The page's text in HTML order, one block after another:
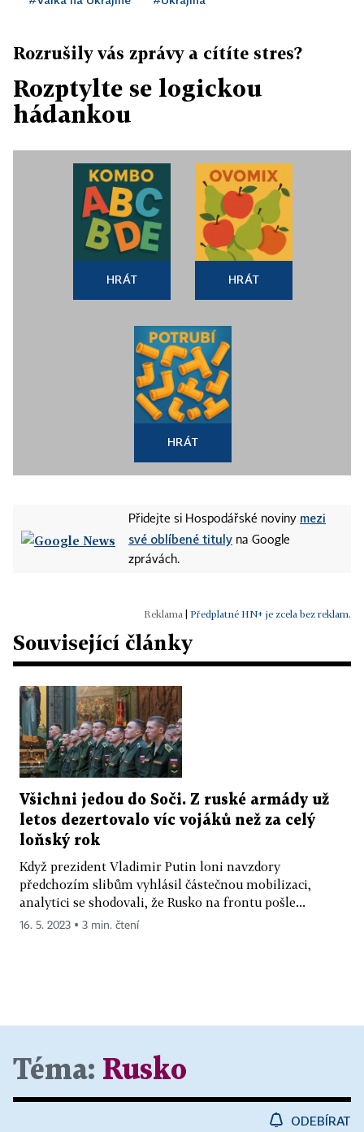
Rozrušily vás zprávy a cítíte stres?
Rozptylte se logickou
hádankou
HRÁT HRÁT
HRÁT
Přidejte si Hospodářské noviny mezi
své oblíbené tituly na Google
zprávách.
Předplatné HN+ je zcela bez reklam.
Související články
Všichni jedou do Soči. Z ruské armády už
letos dezertovalo víc vojáků než za celý
loňský rok
Když prezident Vladimir Putin loni navzdory
předchozím slibům vyhlásil částečnou mobilizaci,
analytici se shodovali, že Rusko na frontu pošle...
16. 5. 2023 ▪ 3 min. čtení
Téma: Rusko
ODEBÍRAT